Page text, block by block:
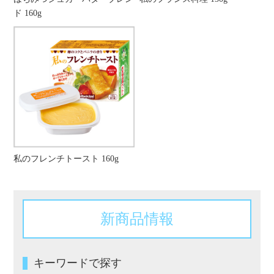
ド 160g
私のフレンチトースト 160g
新商品情報
キーワードで探す